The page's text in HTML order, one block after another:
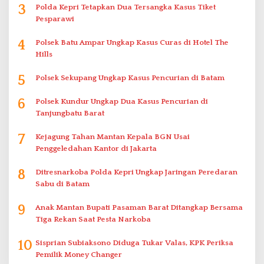
3
Polda Kepri Tetapkan Dua Tersangka Kasus Tiket
Pesparawi
4
Polsek Batu Ampar Ungkap Kasus Curas di Hotel The
Hills
5 Polsek Sekupang Ungkap Kasus Pencurian di Batam
6
Polsek Kundur Ungkap Dua Kasus Pencurian di
Tanjungbatu Barat
7
Kejagung Tahan Mantan Kepala BGN Usai
Penggeledahan Kantor di Jakarta
8
Ditresnarkoba Polda Kepri Ungkap Jaringan Peredaran
Sabu di Batam
9
Anak Mantan Bupati Pasaman Barat Ditangkap Bersama
Tiga Rekan Saat Pesta Narkoba
10 Sisprian Subiaksono Diduga Tukar Valas, KPK Periksa
Pemilik Money Changer